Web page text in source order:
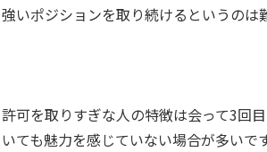
強いポジションを取り続けるというのは
許可を取りすぎな人の特徴は会って3回
いても魅力を感じていない場合が多い